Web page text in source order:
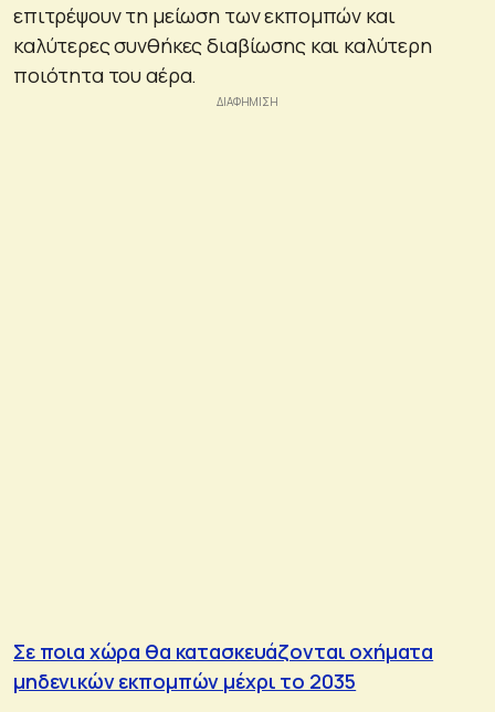
επιτρέψουν τη μείωση των εκπομπών και
καλύτερες συνθήκες διαβίωσης και καλύτερη
ποιότητα του αέρα.
Σε ποια χώρα θα κατασκευάζονται οχήματα
μηδενικών εκπομπών μέχρι το 2035